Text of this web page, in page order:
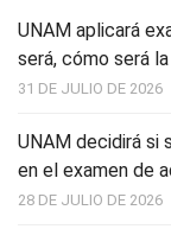
UNAM aplicará
será, cómo será
31 DE JULIO DE 2026
UNAM decidirá si
en el examen de
28 DE JULIO DE 2026